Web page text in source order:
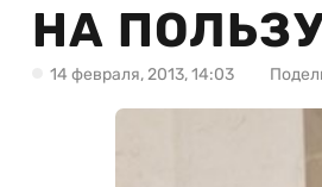
НА
14 февраля, 2013, 14:03